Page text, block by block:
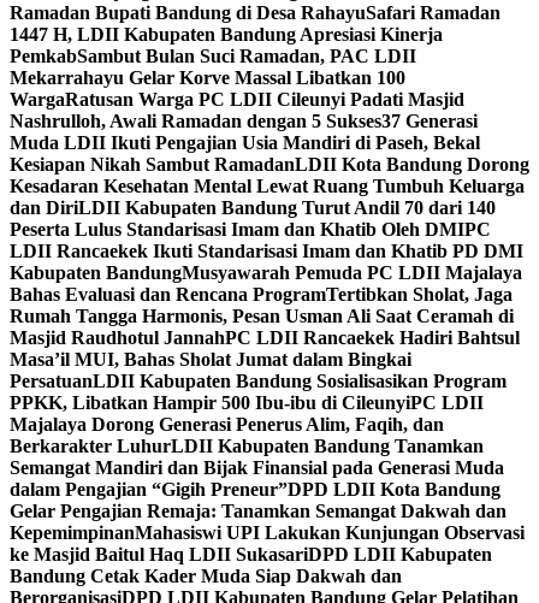
Ramadan Bupati Bandung di Desa RahayuSafari Ramadan
1447 H, LDII Kabupaten Bandung Apresiasi Kinerja
PemkabSambut Bulan Suci Ramadan, PAC LDII
Mekarrahayu Gelar Korve Massal Libatkan 100
WargaRatusan Warga PC LDII Cileunyi Padati Masjid
Nashrulloh, Awali Ramadan dengan 5 Sukses37 Generasi
Muda LDII Ikuti Pengajian Usia Mandiri di Paseh, Bekal
Kesiapan Nikah Sambut RamadanLDII Kota Bandung Dorong
Kesadaran Kesehatan Mental Lewat Ruang Tumbuh Keluarga
dan DiriLDII Kabupaten Bandung Turut Andil 70 dari 140
Peserta Lulus Standarisasi Imam dan Khatib Oleh DMIPC
LDII Rancaekek Ikuti Standarisasi Imam dan Khatib PD DMI
Kabupaten BandungMusyawarah Pemuda PC LDII Majalaya
Bahas Evaluasi dan Rencana ProgramTertibkan Sholat, Jaga
Rumah Tangga Harmonis, Pesan Usman Ali Saat Ceramah di
Masjid Raudhotul JannahPC LDII Rancaekek Hadiri Bahtsul
Masa’il MUI, Bahas Sholat Jumat dalam Bingkai
PersatuanLDII Kabupaten Bandung Sosialisasikan Program
PPKK, Libatkan Hampir 500 Ibu-ibu di CileunyiPC LDII
Majalaya Dorong Generasi Penerus Alim, Faqih, dan
Berkarakter LuhurLDII Kabupaten Bandung Tanamkan
Semangat Mandiri dan Bijak Finansial pada Generasi Muda
dalam Pengajian “Gigih Preneur”DPD LDII Kota Bandung
Gelar Pengajian Remaja: Tanamkan Semangat Dakwah dan
KepemimpinanMahasiswi UPI Lakukan Kunjungan Observasi
ke Masjid Baitul Haq LDII SukasariDPD LDII Kabupaten
Bandung Cetak Kader Muda Siap Dakwah dan
BerorganisasiDPD LDII Kabupaten Bandung Gelar Pelatihan